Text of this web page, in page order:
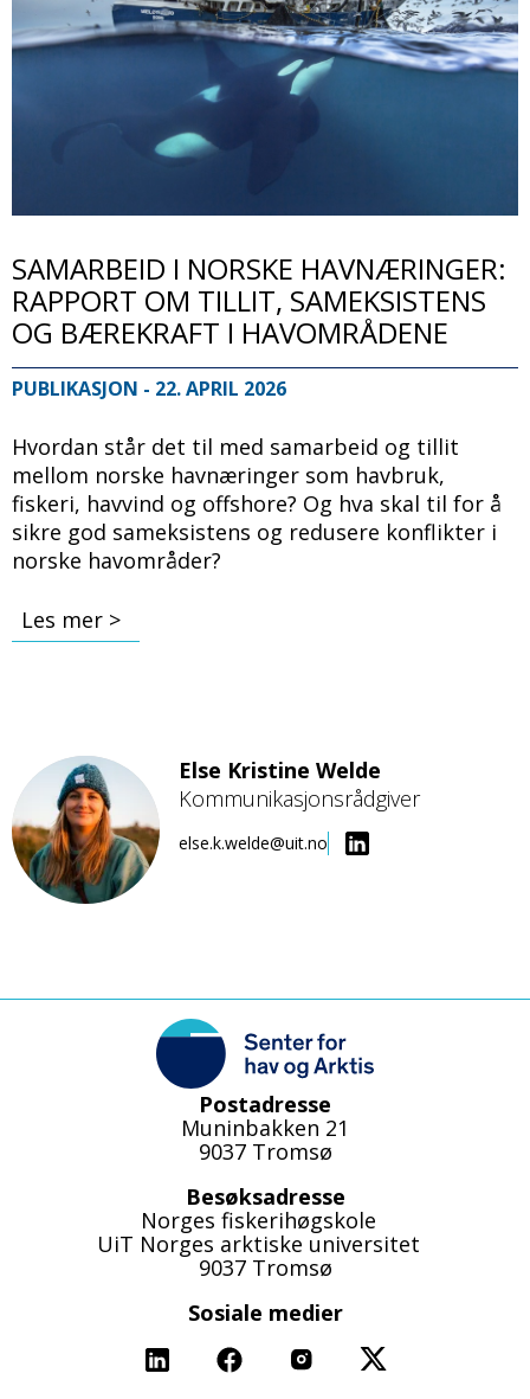
e
SAMARBEID I NORSKE HAVNÆRINGER:
RAPPORT OM TILLIT, SAMEKSISTENS
OG BÆREKRAFT I HAVOMRÅDENE
PUBLIKASJON - 22. APRIL 2026
Hvordan står det til med samarbeid og tillit
mellom norske havnæringer som havbruk,
fiskeri, havvind og offshore? Og hva skal til for å
sikre god sameksistens og redusere konflikter i
norske havområder?
Les mer >
Bilde
Else Kristine Welde
Kommunikasjonsrådgiver
else.k.welde@uit.no
Postadresse
Muninbakken 21
9037 Tromsø
Besøksadresse
Norges fiskerihøgskole
UiT Norges arktiske universitet
9037 Tromsø
Sosiale medier
LinkedinFacebookInstagram
X